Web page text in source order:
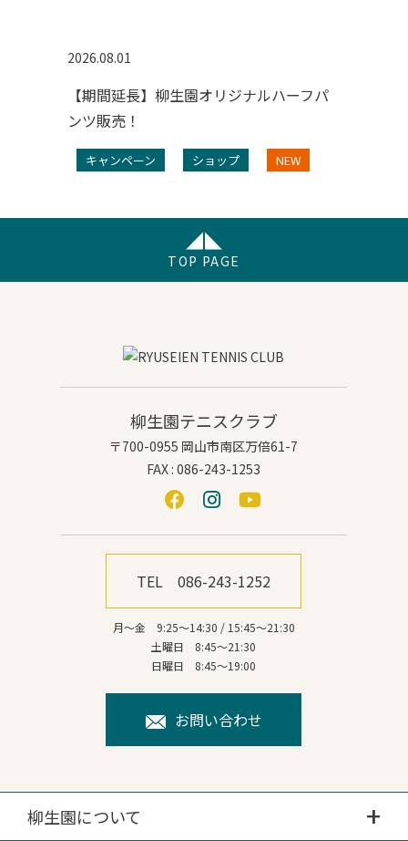
2026.08.01
【期間延長】柳生園オリジナルハーフパ
ンツ販売！
キャンペーン ショップ NEW
TOP PAGE
柳生園テニスクラブ
〒700-0955 岡山市南区万倍61-7
FAX : 086-243-1253
TEL 086-243-1252
月～金 9:25～14:30 / 15:45～21:30
土曜日 8:45～21:30
日曜日 8:45～19:00
お問い合わせ
柳生園について